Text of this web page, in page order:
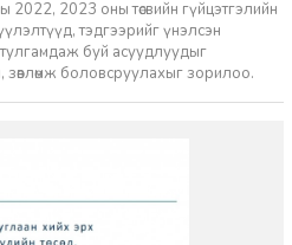
2023 оны төсвийн гүйцэтгэлийн
тэдгээрийг үнэлсэн
буй асуудлуудыг
боловсруулахыг зорилоо.